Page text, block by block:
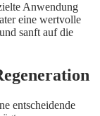
Anwendung
eine wertvolle
sanft auf die
entscheidende